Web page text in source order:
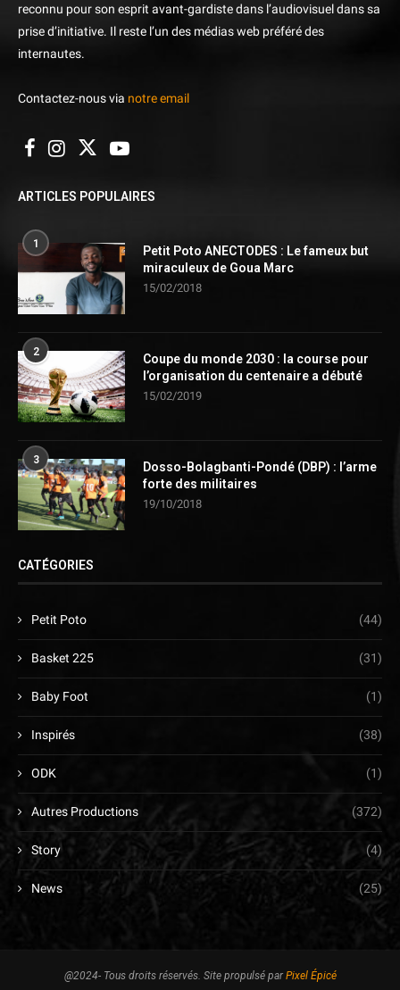
reconnu pour son esprit avant-gardiste dans l’audiovisuel dans sa
prise d’initiative. Il reste l’un des médias web préféré des
internautes.
Contactez-nous via notre email
ARTICLES POPULAIRES
1
Petit Poto ANECTODES : Le fameux but
miraculeux de Goua Marc
15/02/2018
2
Coupe du monde 2030 : la course pour
l’organisation du centenaire a débuté
15/02/2019
3
Dosso-Bolagbanti-Pondé (DBP) : l’arme
forte des militaires
19/10/2018
CATÉGORIES
Petit Poto (44)
Basket 225 (31)
Baby Foot (1)
Inspirés (38)
ODK (1)
Autres Productions (372)
Story (4)
News (25)
@2024- Tous droits réservés. Site propulsé par Pixel Épicé